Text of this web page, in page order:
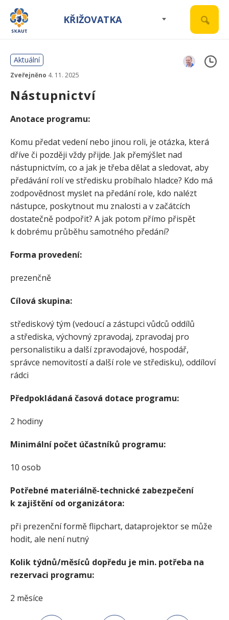
KŘIŽOVATKA
Aktuální
Zveřejněno 4. 11. 2025
Nástupnictví
Anotace programu:
Komu předat vedení nebo jinou roli, je otázka, která
dříve či později vždy přijde. Jak přemýšlet nad
nástupnictvím, co a jak je třeba dělat a sledovat, aby
předávání rolí ve středisku probíhalo hladce? Kdo má
zodpovědnost myslet na předání role, kdo nalézt
nástupce, poskytnout mu znalosti a v začátcích
dostatečně podpořit? A jak potom přímo přispět
k dobrému průběhu samotného předání?
Forma provedení:
prezenčně
Cílová skupina:
střediskový tým (vedoucí a zástupci vůdců oddílů
a střediska, výchovný zpravodaj, zpravodaj pro
personalistiku a další zpravodajové, hospodář,
správce nemovitostí a další role ve středisku), oddíloví
rádci
Předpokládaná časová dotace programu:
2 hodiny
Minimální počet účastníků programu:
10 osob
Potřebné materiálně-technické zabezpečení
k zajištění od organizátora:
při prezenční formě flipchart, dataprojektor se může
hodit, ale není nutný
Kolik týdnů/měsíců dopředu je min. potřeba na
rezervaci programu:
2 měsíce